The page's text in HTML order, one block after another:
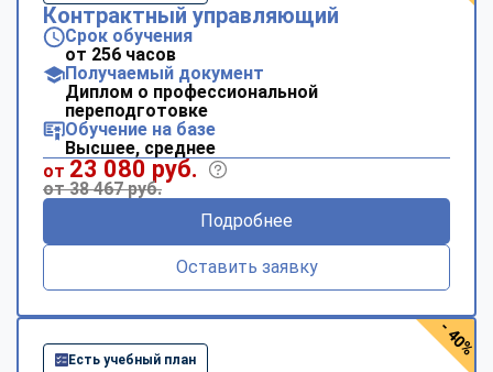
Контрактный управляющий
Срок обучения
от 256 часов
Получаемый документ
Диплом о профессиональной
переподготовке
Обучение на базе
Высшее, среднее
от 23 080 руб.
от 38 467 руб.
Подробнее
Оставить заявку
Есть учебный план
- 40%